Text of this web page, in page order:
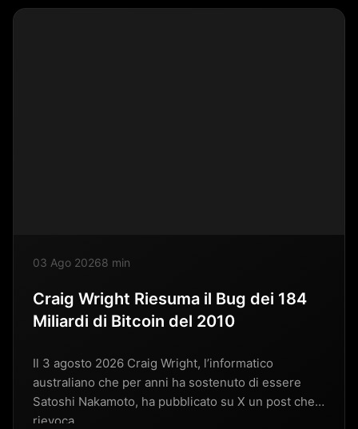
03 Ago 20268 min
Craig Wright Riesuma il Bug dei 184
Miliardi di Bitcoin del 2010
Il 3 agosto 2026 Craig Wright, l’informatico
australiano che per anni ha sostenuto di essere
Satoshi Nakamoto, ha pubblicato su X un post che
rievoca…